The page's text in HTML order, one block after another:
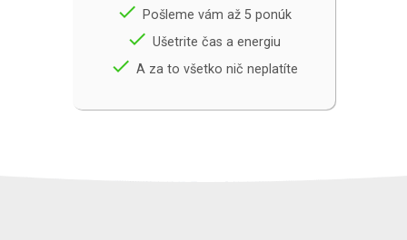
done Pošleme vám až 5 ponúk
done Ušetrite čas a energiu
done A za to všetko nič neplatíte